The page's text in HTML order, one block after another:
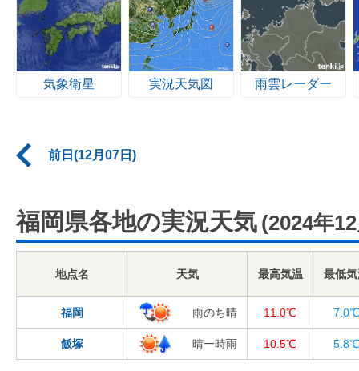
気象衛星 実況天気図 雨雲レーダー
前日(12月07日)
福岡県各地の実況天気 (2024年
地点名 天気 最高気温 最低
福岡 雨のち晴 11.0℃ 7.0℃
飯塚 晴一時雨 10.5℃ 5.8℃